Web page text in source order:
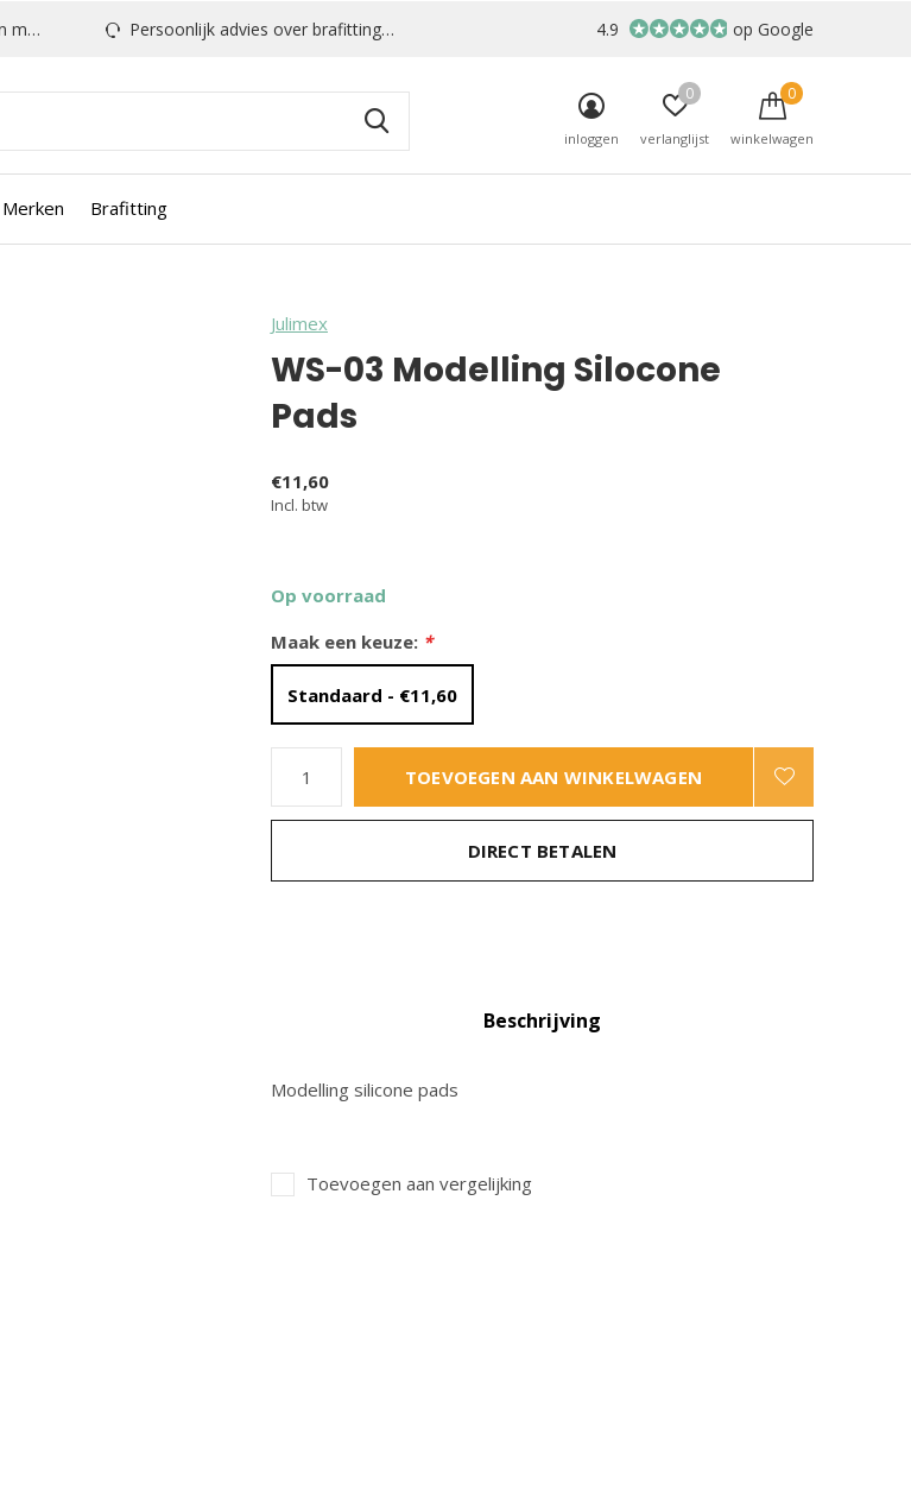
Merken Brafitting
inloggen verlanglijst
0
winkelwagen
0
Persoonlijk advies over brafitting & meer 4.9 op Google
Julimex
WS-03 Modelling Silocone
Pads
€11,60
Incl. btw
Op voorraad
Maak een keuze: *
Standaard - €11,60
TOEVOEGEN AAN WINKELWAGEN
DIRECT BETALEN
Beschrijving
Modelling silicone pads
Toevoegen aan vergelijking